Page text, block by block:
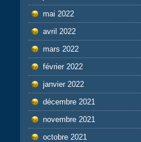
mai 2022
avril 2022
mars 2022
février 2022
janvier 2022
décembre 2021
novembre 2021
octobre 2021